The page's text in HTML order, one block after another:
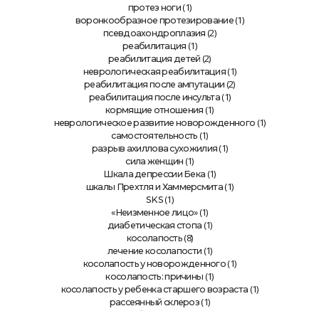
протез ноги (1)
воронкообразное протезирование(1)
псевдоахондроплазия (2)
реабилитация (1)
реабилитация детей (2)
неврологическая реабилитация (1)
реабилитация после ампутации (2)
реабилитация после инсульта(1)
кормящие отношения (1)
неврологическое развитие новорожденного (1)
самостоятельность (1)
разрыв ахиллова сухожилия (1)
сила женщин (1)
Шкала депрессии Бека (1)
шкалы Прехтля и Хаммерсмита(1)
SKS(1)
«Неизменное лицо»(1)
диабетическая стопа (1)
косолапость (8)
лечение косолапости (1)
косолапость у новорожденного (1)
косолапость: причины (1)
косолапость у ребенка старшего возраста (1)
рассеянный склероз (1)